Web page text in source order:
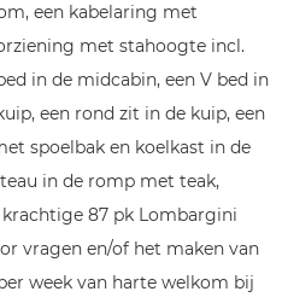
een kabelaring met
met stahoogte incl.
in de midcabin, een V bed in
een rond zit in de kuip, een
spoelbak en koelkast in de
in de romp met teak,
87 pk Lombargini
vragen en/of het maken van
week van harte welkom bij